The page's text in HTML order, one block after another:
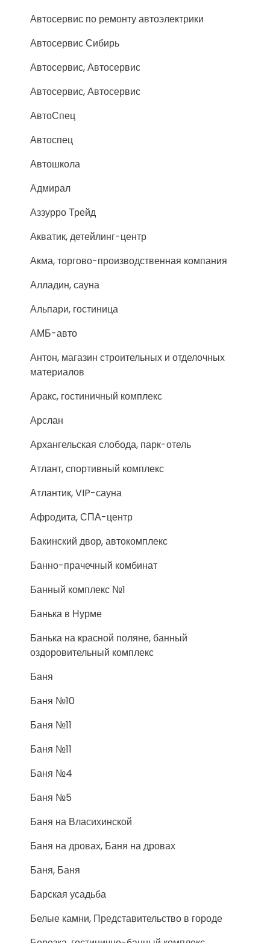
Автосервис по ремонту автоэлектрики
Автосервис Сибирь
Автосервис, Автосервис
Автосервис, Автосервис
АвтоСпец
Автоспец
Автошкола
Адмирал
Аззурро Трейд
Акватик, детейлинг-центр
Акма, торгово-производственная компания
Алладин, сауна
Альпари, гостиница
АМБ-авто
Антон, магазин строительных и отделочных
материалов
Аракс, гостиничный комплекс
Арслан
Архангельская слобода, парк-отель
Атлант, спортивный комплекс
Атлантик, VIP-сауна
Афродита, СПА-центр
Бакинский двор, автокомплекс
Банно-прачечный комбинат
Банный комплекс №1
Банька в Нурме
Банька на красной поляне, банный
оздоровительный комплекс
Баня
Баня №10
Баня №11
Баня №11
Баня №4
Баня №5
Баня на Власихинской
Баня на дровах, Баня на дровах
Баня, Баня
Барская усадьба
Белые камни, Представительство в городе